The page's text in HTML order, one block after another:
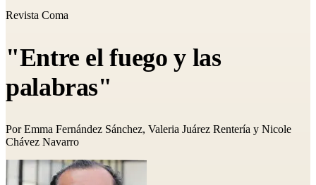
Revista Coma
"Entre el fuego y las
palabras"
Por Emma Fernández Sánchez, Valeria Juárez Rentería y Nicole
Chávez Navarro